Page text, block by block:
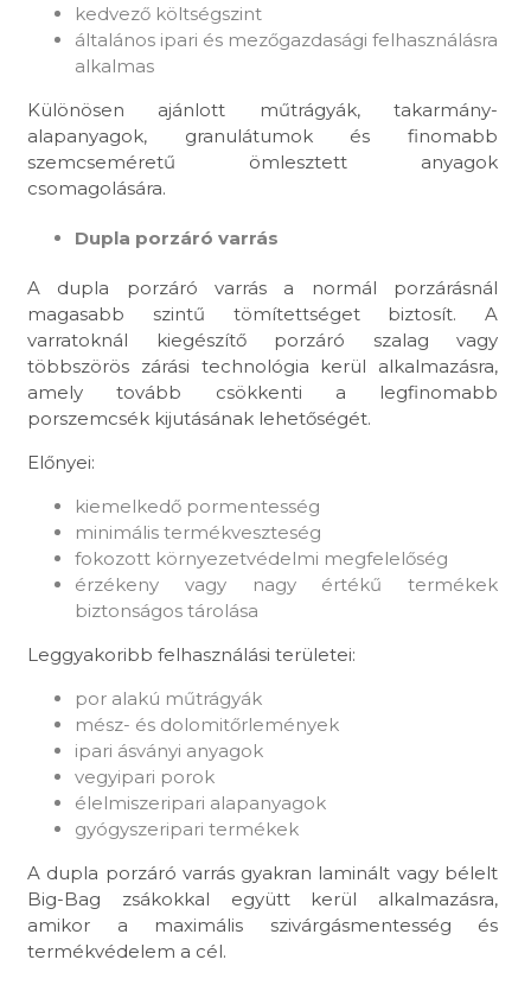
kedvező költségszint
általános ipari és mezőgazdasági felhasználásra
alkalmas
Különösen ajánlott műtrágyák, takarmány-
alapanyagok, granulátumok és finomabb
szemcseméretű ömlesztett anyagok
csomagolására.
Dupla porzáró varrás
A dupla porzáró varrás a normál porzárásnál
magasabb szintű tömítettséget biztosít. A
varratoknál kiegészítő porzáró szalag vagy
többszörös zárási technológia kerül alkalmazásra,
amely tovább csökkenti a legfinomabb
porszemcsék kijutásának lehetőségét.
Előnyei:
kiemelkedő pormentesség
minimális termékveszteség
fokozott környezetvédelmi megfelelőség
érzékeny vagy nagy értékű termékek
biztonságos tárolása
Leggyakoribb felhasználási területei:
por alakú műtrágyák
mész- és dolomitőrlemények
ipari ásványi anyagok
vegyipari porok
élelmiszeripari alapanyagok
gyógyszeripari termékek
A dupla porzáró varrás gyakran laminált vagy bélelt
Big-Bag zsákokkal együtt kerül alkalmazásra,
amikor a maximális szivárgásmentesség és
termékvédelem a cél.